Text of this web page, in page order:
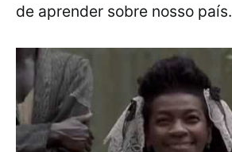
de aprender sobre nosso país.